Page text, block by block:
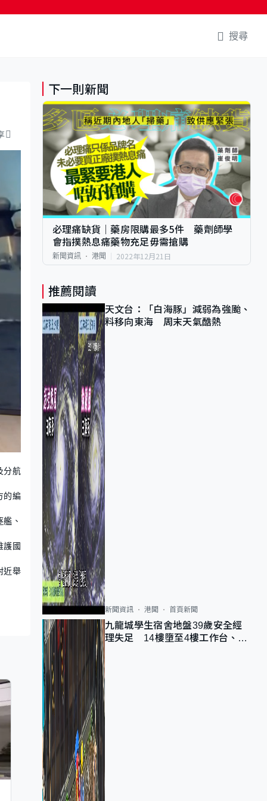
搜尋
分航
的編
、
護國
近舉
下一則新聞
必理痛缺貨｜藥房限購最多5件 藥劑師學
會指撲熱息痛藥物充足毋需搶購
新聞資訊 港聞 2022年12月21日
推薦閱讀
天文台：「白海豚」減弱為強颱、
料移向東海 周末天氣酷熱
新聞資訊 港聞 首頁新聞
九龍城學生宿舍地盤39歲安全經
理失足 14樓墮至4樓工作台、送